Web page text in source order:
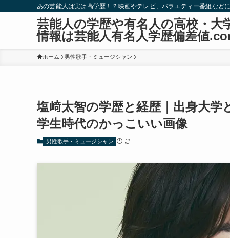
あの芸能人は実は高学歴！？映画やテレビ、バラエティー番組など
芸能人の学歴や有名人の高校・大
情報は芸能人有名人学歴偏差値
ホーム 男性歌手・ミュージシャン
塩﨑太智の学歴と経歴｜出身大学
学生時代のかっこいい画像
男性歌手・ミュージシャン